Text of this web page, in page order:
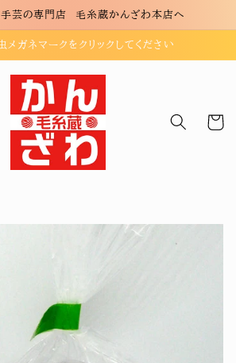
手芸の専門店 毛糸蔵かんざわ本店へ
ガネマークをクリックしてください
ー